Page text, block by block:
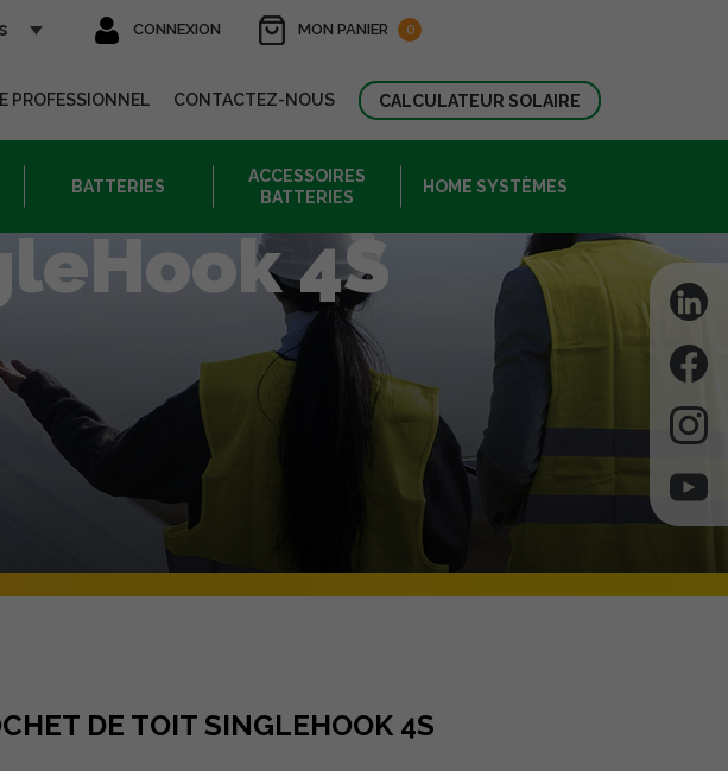
CONNEXION MON PANIER 0
PROFESSIONNEL CONTACTEZ-NOUS CALCULATEUR SOLAIRE
BATTERIES
ACCESSOIRES
BATTERIES
HOME SYSTÈMES
4S
DE TOIT SINGLEHOOK 4S